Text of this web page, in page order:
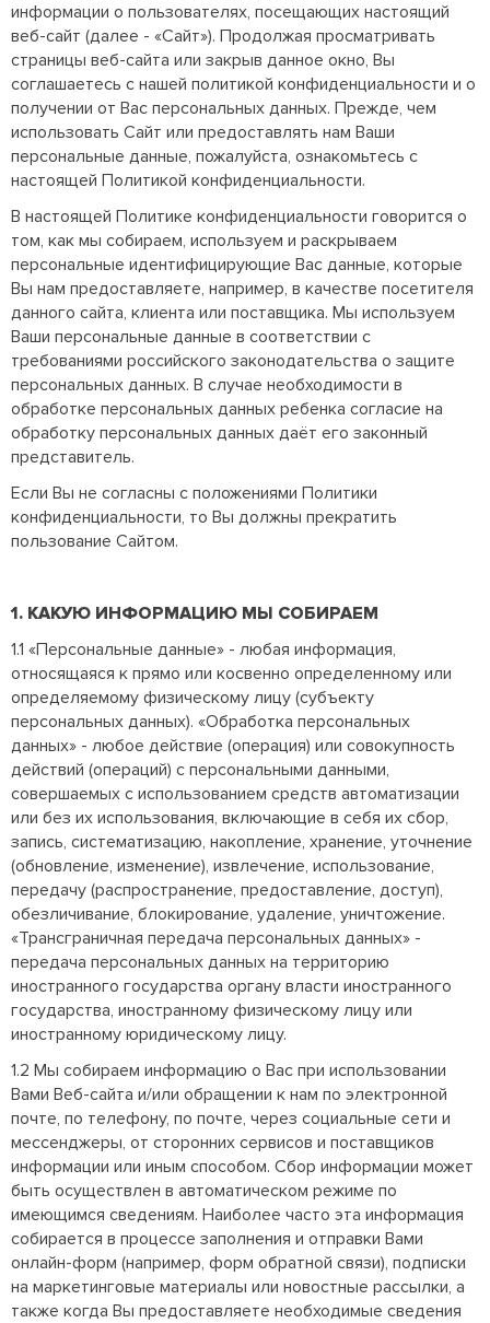
информации о пользователях, посещающих настоящий
веб-сайт (далее - «Сайт»). Продолжая просматривать
страницы веб-сайта или закрыв данное окно, Вы
соглашаетесь с нашей политикой конфиденциальности и о
получении от Вас персональных данных. Прежде, чем
использовать Сайт или предоставлять нам Ваши
персональные данные, пожалуйста, ознакомьтесь с
настоящей Политикой конфиденциальности.
В настоящей Политике конфиденциальности говорится о
том, как мы собираем, используем и раскрываем
персональные идентифицирующие Вас данные, которые
Вы нам предоставляете, например, в качестве посетителя
данного сайта, клиента или поставщика. Мы используем
Ваши персональные данные в соответствии с
требованиями российского законодательства о защите
персональных данных. В случае необходимости в
обработке персональных данных ребенка согласие на
обработку персональных данных даёт его законный
представитель.
Если Вы не согласны с положениями Политики
конфиденциальности, то Вы должны прекратить
пользование Сайтом.
1. КАКУЮ ИНФОРМАЦИЮ МЫ СОБИРАЕМ
1.1 «Персональные данные» - любая информация,
относящаяся к прямо или косвенно определенному или
определяемому физическому лицу (субъекту
персональных данных). «Обработка персональных
данных» - любое действие (операция) или совокупность
действий (операций) с персональными данными,
совершаемых с использованием средств автоматизации
или без их использования, включающие в себя их сбор,
запись, систематизацию, накопление, хранение, уточнение
(обновление, изменение), извлечение, использование,
передачу (распространение, предоставление, доступ),
обезличивание, блокирование, удаление, уничтожение.
«Трансграничная передача персональных данных» -
передача персональных данных на территорию
иностранного государства органу власти иностранного
государства, иностранному физическому лицу или
иностранному юридическому лицу.
1.2 Мы собираем информацию о Вас при использовании
Вами Веб-сайта и/или обращении к нам по электронной
почте, по телефону, по почте, через социальные сети и
мессенджеры, от сторонних сервисов и поставщиков
информации или иным способом. Сбор информации может
быть осуществлен в автоматическом режиме по
имеющимся сведениям. Наиболее часто эта информация
собирается в процессе заполнения и отправки Вами
онлайн-форм (например, форм обратной связи), подписки
на маркетинговые материалы или новостные рассылки, а
также когда Вы предоставляете необходимые сведения